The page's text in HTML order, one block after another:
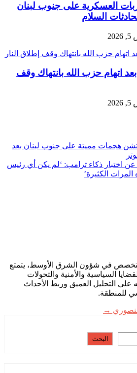
العسكرية على جنوب لبنان
السلام
اتهام حزب الله بانتهاك وقف
تشن هجمات مميتة على جنوب لبنان بعد
اختبار ذكاء ترامب: ‘لم يكن أي رئيس
الكثيرة’
في شؤون الشرق الأوسط، يتمتع
السياسية والأمنية والتحولات
على التحليل العميق وربط الأحداث
للمنطقة.
البحث